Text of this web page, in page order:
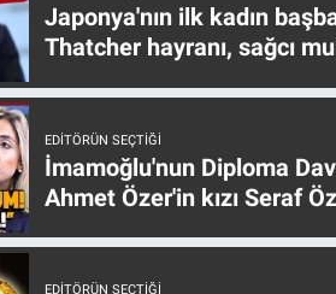
Japonya'nın ilk kadın
Thatcher hayranı, sağcı
EDITÖRÜN SEÇTIĞI
İmamoğlu'nun Diploma
Ahmet Özer'in kızı Seraf
EDITÖRÜN SEÇTIĞI